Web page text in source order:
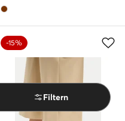
Filtern
-15%